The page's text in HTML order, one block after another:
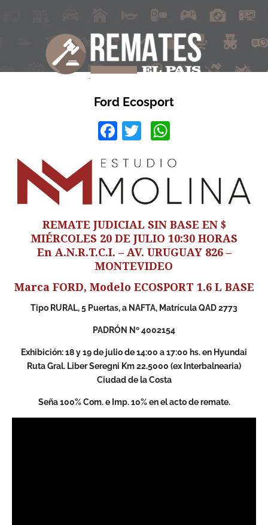
Ford Ecosport
Facebook
Twitter
REMATE JUDICIAL SIN BASE EN $
MIÉRCOLES 20 DE JULIO 10:30 HORAS
En A.N.R.T.C.I. – AV. URUGUAY 826 –
MONTEVIDEO
Marca FORD, Modelo ECOSPORT 1.6 L BASE
Tipo RURAL, 5 Puertas, a NAFTA, Matrícula QAD 2773
PADRÓN Nº 4002154
Exhibición: 18 y 19 de julio de 14:00 a 17:00 hs. en Hyundai
Ruta Gral. Liber Seregni Km 22.5000 (ex Interbalnearia)
Ciudad de la Costa
Seña 100% Com. e Imp. 10% en el acto de remate.